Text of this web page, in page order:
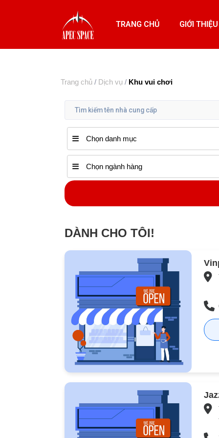
TRANG CHỦ GIỚI THIỆU
Trang chủ / Dịch vụ / Khu vui chơi
Chọn danh mục
Chọn ngành hàng
DÀNH CHO TÔI!